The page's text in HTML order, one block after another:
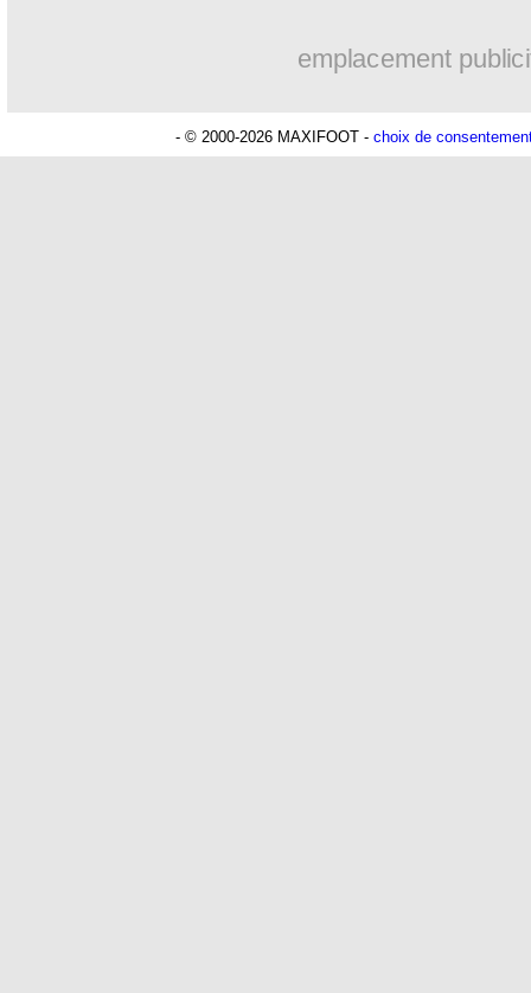
emplacement
- © 2000-2026 MAXIFOOT - choix de